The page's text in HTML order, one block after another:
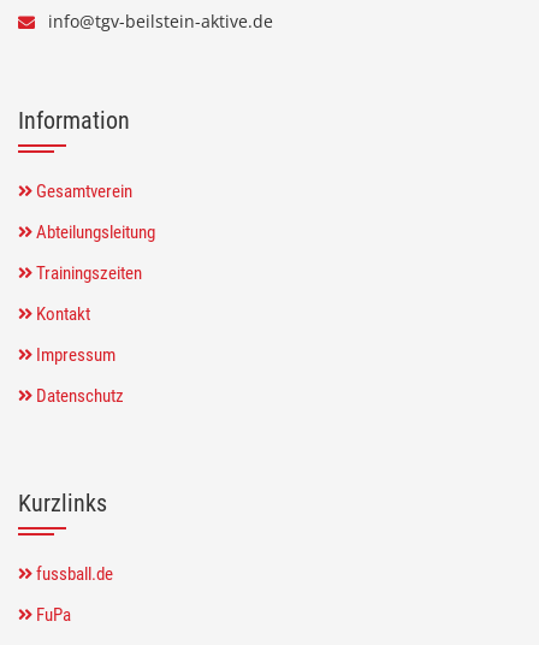
info@tgv-beilstein-aktive.de
Information
Gesamtverein
Abteilungsleitung
Trainingszeiten
Kontakt
Impressum
Datenschutz
Kurzlinks
fussball.de
FuPa